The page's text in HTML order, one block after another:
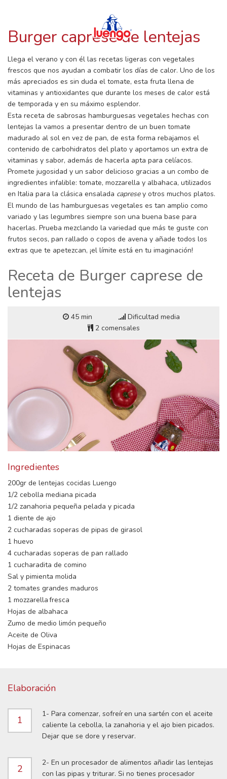
Burger caprese de lentejas
Llega el verano y con él las recetas ligeras con vegetales
frescos que nos ayudan a combatir los días de calor. Uno de los
más apreciados es sin duda el tomate, esta fruta llena de
vitaminas y antioxidantes que durante los meses de calor está
de temporada y en su máximo esplendor.
Esta receta de sabrosas hamburguesas vegetales hechas con
lentejas la vamos a presentar dentro de un buen tomate
madurado al sol en vez de pan, de esta forma rebajamos el
contenido de carbohidratos del plato y aportamos un extra de
vitaminas y sabor, además de hacerla apta para celíacos.
Promete jugosidad y un sabor delicioso gracias a un combo de
ingredientes infalible: tomate, mozzarella y albahaca, utilizados
en Italia para la clásica ensalada capresey otros muchos platos.
El mundo de las hamburguesas vegetales es tan amplio como
variado y las legumbres siempre son una buena base para
hacerlas. Prueba mezclando la variedad que más te guste con
frutos secos, pan rallado o copos de avena y añade todos los
extras que te apetezcan, ¡el límite está en tu imaginación!
Receta de Burger caprese de
lentejas
45 min
Dificultad media
2 comensales
Ingredientes
200gr de lentejas cocidas Luengo
1/2 cebolla mediana picada
1/2 zanahoria pequeña pelada y picada
1 diente de ajo
2 cucharadas soperas de pipas de girasol
1 huevo
4 cucharadas soperas de pan rallado
1 cucharadita de comino
Sal y pimienta molida
2 tomates grandes maduros
1 mozzarella fresca
Hojas de albahaca
Zumo de medio limón pequeño
Aceite de Oliva
Hojas de Espinacas
Elaboración
1
1- Para comenzar, sofreír en una sartén con el aceite
caliente la cebolla, la zanahoria y el ajo bien picados.
Dejar que se dore y reservar.
2
2- En un procesador de alimentos añadir las lentejas
con las pipas y triturar. Si no tienes procesador